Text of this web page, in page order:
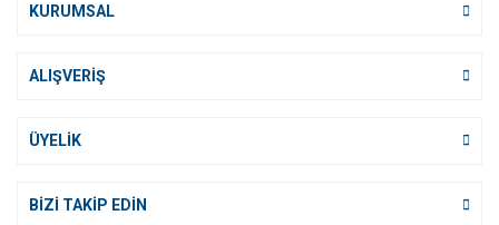
KURUMSAL
ALIŞVERİŞ
ÜYELİK
BİZİ TAKİP EDİN